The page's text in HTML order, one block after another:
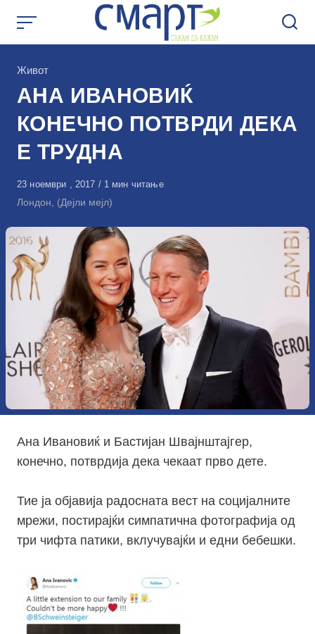
КАтегорија
Живот
АНА ИВАНОВИЌ
КОНЕЧНО ПОТВРДИ ДЕКА
Е ТРУДНА
Објавено
на
23 ноември , 2017 1 мин читање
Лондон, (Дејли мејл)
Ана Ивановиќ и Бастијан Швајнштајгер,
конечно, потврдија дека чекаат прво дете.
Тие ја објавија радосната вест на социјалните
мрежи, постирајќи симпатична фотографија од
три чифта патики, вклучувајќи и едни бебешки.